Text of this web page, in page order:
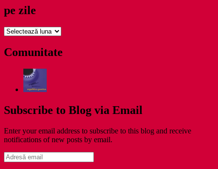
pe zile
pe
Comunitate
Subscribe to Blog via Email
Enter your email address to subscribe to this blog and receive
notifications of new posts by email.
Adresă
email